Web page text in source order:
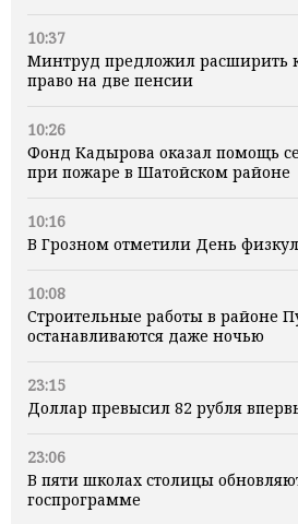
10:37
Минтруд предложил расширить
право на две пенсии
10:26
Фонд Кадырова оказал помощь
при пожаре в Шатойском районе
10:16
В Грозном отметили День
10:08
Строительные работы в районе
останавливаются даже ночью
23:15
Доллар превысил 82 рубля
23:06
В пяти школах столицы
госпрограмме